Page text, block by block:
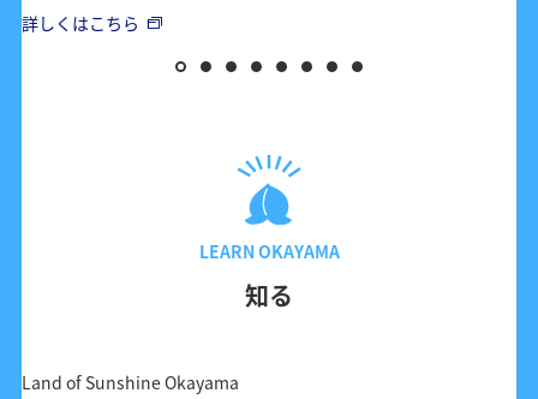
詳しくはこちら
LEARN OKAYAMA
知る
Land of Sunshine Okayama